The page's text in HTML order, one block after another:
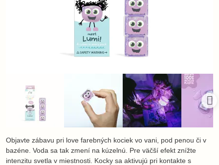
Objavte zábavu pri love farebných kociek vo vani, pod penou či v
bazéne. Voda sa tak zmení na kúzelnú. Pre väčší efekt znížte
intenzitu svetla v miestnosti. Kocky sa aktivujú pri kontakte s